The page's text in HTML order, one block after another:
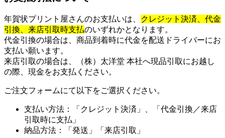
年賀状プリント屋さんのお支払いは、
クレジット決済、代金
引換、 来店引取時支払のいずれかとなります。
代金引換の場合は、商品到着時に代金を配送ドライバーにお
支払い願います。
来店引取の場合は、（株）太洋堂 本社へ現品引取にお越し
の際、現金をお支払ください。
ご注文フォームにて以下をご選択ください。
支払い方法：「クレジット決済」、「代金引換／来店
引取時に支払」
納品方法：「発送」「来店引取」